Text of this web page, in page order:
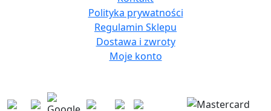
Polityka prywatności
Regulamin Sklepu
Dostawa i zwroty
Moje konto